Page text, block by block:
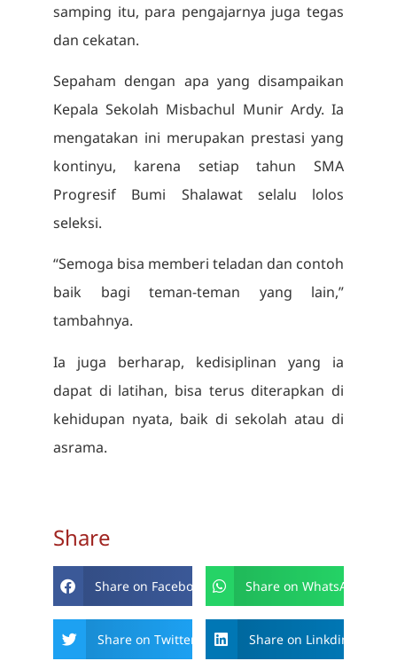
samping itu, para pengajarnya juga tegas
dan cekatan.
Sepaham dengan apa yang disampaikan
Kepala Sekolah Misbachul Munir Ardy. Ia
mengatakan ini merupakan prestasi yang
kontinyu, karena setiap tahun SMA
Progresif Bumi Shalawat selalu lolos
seleksi.
“Semoga bisa memberi teladan dan contoh
baik bagi teman-teman yang lain,”
tambahnya.
Ia juga berharap, kedisiplinan yang ia
dapat di latihan, bisa terus diterapkan di
kehidupan nyata, baik di sekolah atau di
asrama.
Share
Share on Facebook Share on WhatsApp
Share on Twitter Share on Linkdin